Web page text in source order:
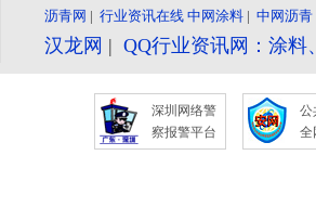
沥青网 | 行业资讯在线 中网涂料 | 中网沥青
汉龙网 | QQ行业资讯网：涂
深圳网络警
察报警平台
公
全